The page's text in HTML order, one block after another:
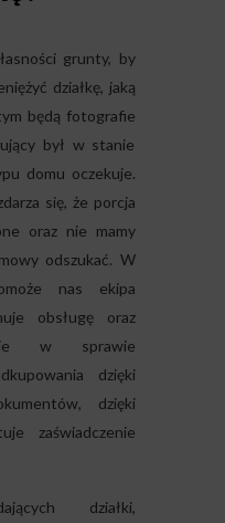
grunty, by
działkę, jaką
będą fotografie
był w stanie
domu oczekuje.
się, że porcja
oraz nie mamy
odszukać. W
nas ekipa
obsługę oraz
w sprawie
dzięki
dzięki
zaświadczenie
działki,